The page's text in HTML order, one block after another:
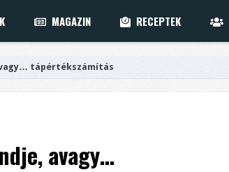
MAGAZIN RECEPTEK
tápértékszámítás
avagy…